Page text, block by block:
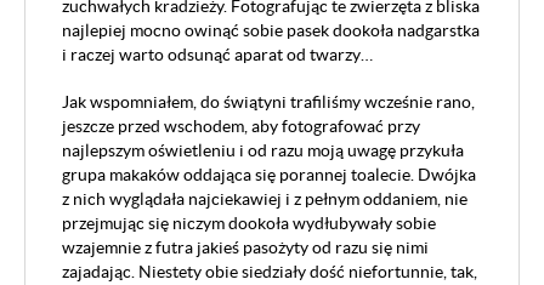
zuchwałych kradzieży. Fotografując te zwierzęta z bliska
najlepiej mocno owinąć sobie pasek dookoła nadgarstka
i raczej warto odsunąć aparat od twarzy…
Jak wspomniałem, do świątyni trafiliśmy wcześnie rano,
jeszcze przed wschodem, aby fotografować przy
najlepszym oświetleniu i od razu moją uwagę przykuła
grupa makaków oddająca się porannej toalecie. Dwójka
z nich wyglądała najciekawiej i z pełnym oddaniem, nie
przejmując się niczym dookoła wydłubywały sobie
wzajemnie z futra jakieś pasożyty od razu się nimi
zajadając. Niestety obie siedziały dość niefortunnie, tak,